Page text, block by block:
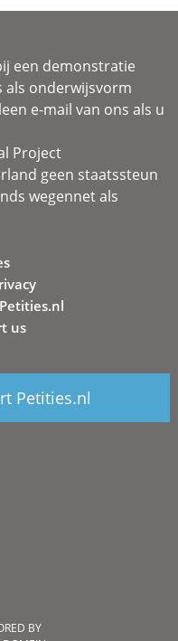
een demonstratie
als onderwijsvorm
e-mail van ons als u
Project
geen staatssteun
wegennet als
us
Petities.nl
BY